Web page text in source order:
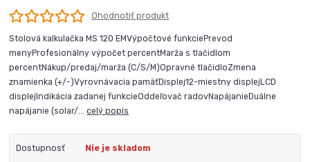
Ohodnotiť produkt
Stolová kalkulačka MS 120 EMVýpočtové funkciePrevod
menyProfesionálny výpočet percentMarža s tlačidlom
percentNákup/predaj/marža (C/S/M)Opravné tlačidloZmena
znamienka (+/-)Vyrovnávacia pamäťDisplej12-miestny displejLCD
displejIndikácia zadanej funkcieOddeľovač radovNapájanieDuálne
napájanie (solar/...celý popis
Dostupnosť Nie je skladom